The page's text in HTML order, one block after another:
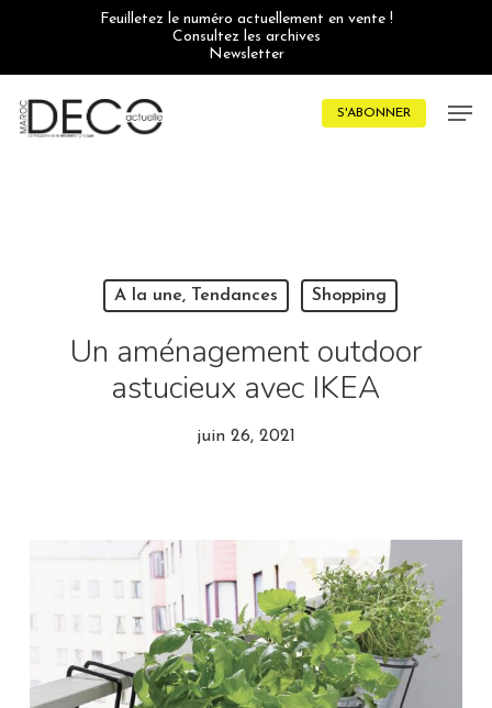
Feuilletez le numéro actuellement en vente !
Consultez les archives
Newsletter
S'ABONNER
A la une, Tendances Shopping
Un aménagement outdoor
astucieux avec IKEA
juin 26, 2021